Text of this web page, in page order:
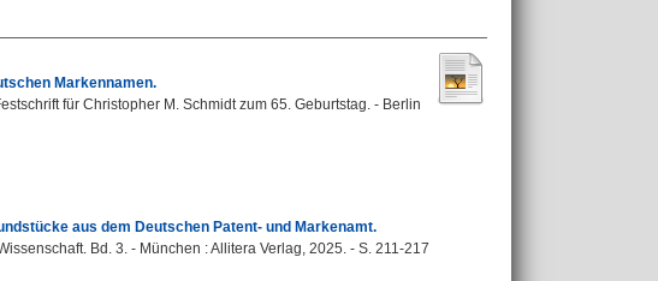
Markennamen.
für Christopher M. Schmidt zum 65. Geburtstag. - Berlin
aus dem Deutschen Patent- und Markenamt.
Bd. 3. - München : Allitera Verlag, 2025. - S. 211-217